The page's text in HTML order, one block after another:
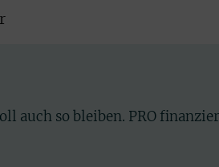
auch so bleiben. PRO